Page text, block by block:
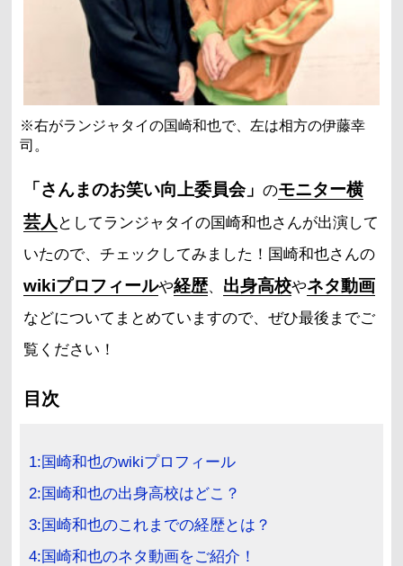
※右がランジャタイの国崎和也で、左は相方の伊藤幸
司。
「さんまのお笑い向上委員会」 のモニター横
芸人 としてランジャタイの国崎和也さんが出演して
いたので、チェックしてみました！国崎和也さんの
wikiプロフィールや経歴、 出身高校やネタ動画
などについてまとめていますので、ぜひ最後までご
覧ください！
目次
1:国崎和也のwikiプロフィール
2:国崎和也の出身高校はどこ？
3:国崎和也のこれまでの経歴とは？
4:国崎和也のネタ動画をご紹介！